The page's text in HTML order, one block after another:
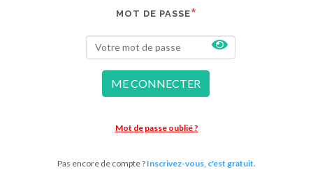
MOT DE PASSE
ME CONNECTER
Mot de passe oublié ?
Pas encore de compte ? Inscrivez-vous, c'est gratuit.